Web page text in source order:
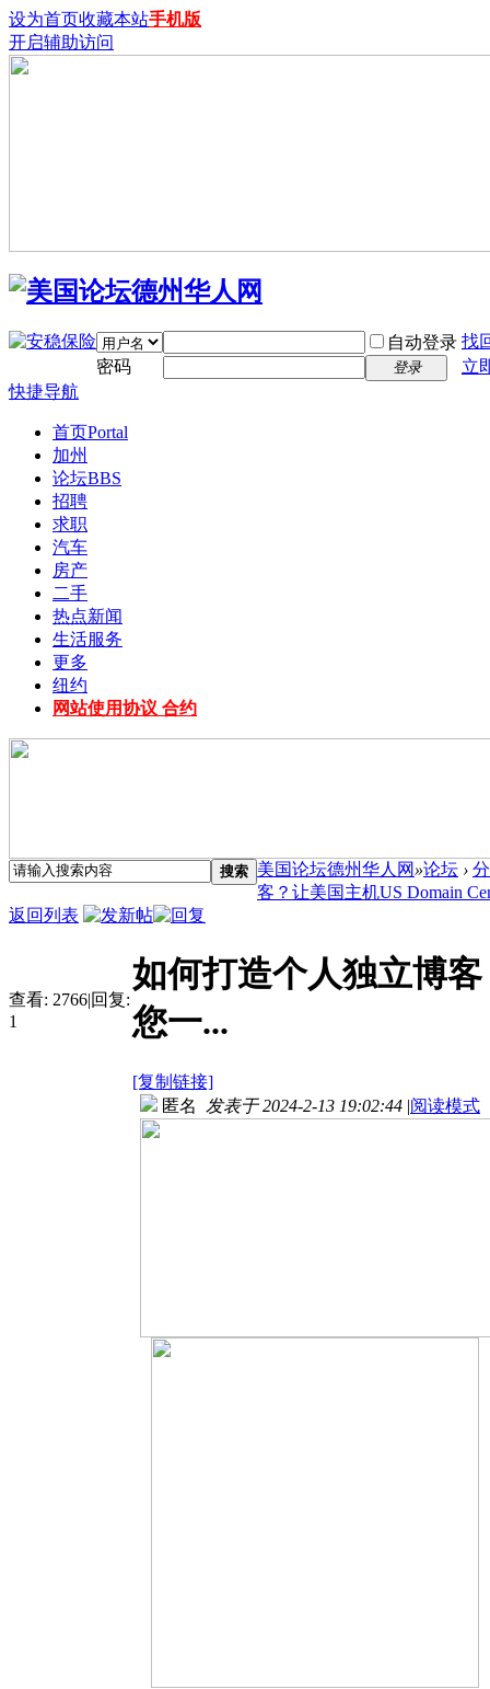
设为首页收藏本站手机版
开启辅助访问
自动登录 找
密码
登录
立
快捷导航
首页Portal
加州
论坛BBS
招聘
求职
汽车
房产
二手
热点新闻
生活服务
更多
纽约
网站使用协议 合约
搜索 美国论坛德州华人网 »论坛 ›
客？让美国主机US Domain
返回列表
查看: 2766|回复:
1
如何打造个人独立博
您一...
[复制链接]
匿名 发表于 2024-2-13 19:02:44 |阅读模式